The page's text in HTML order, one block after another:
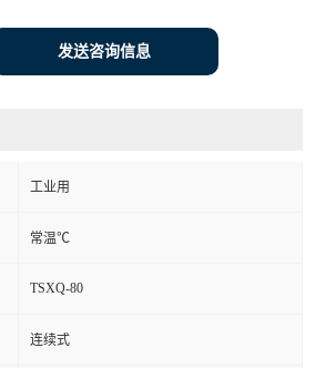
发送咨询信息
工业用
常温℃
TSXQ-80
连续式